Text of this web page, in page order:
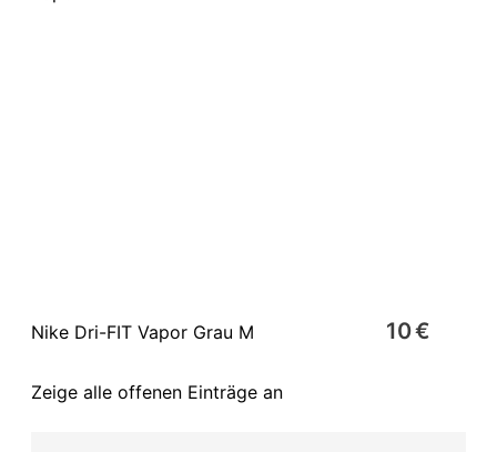
Nike Dri-FIT Vapor Grau M 10 €
Zeige alle offenen Einträge an